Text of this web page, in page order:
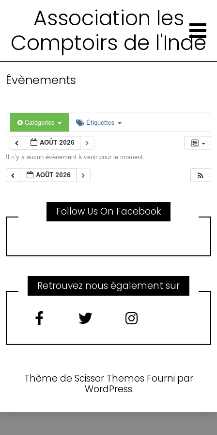
Association les
Comptoirs de l'Inde
Évènements
Catégories Étiquettes
AOÛT 2026
Il n’y a aucun évènement à venir pour le moment.
AOÛT 2026
Follow Us On Facebook
Retrouvez nous également sur
Thème de Scissor Themes Fourni par
WordPress